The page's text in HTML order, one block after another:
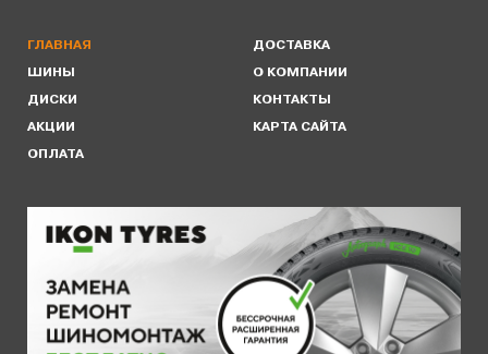
ГЛАВНАЯ
ШИНЫ
ДИСКИ
АКЦИИ
ОПЛАТА
ДОСТАВКА
О КОМПАНИИ
КОНТАКТЫ
КАРТА САЙТА